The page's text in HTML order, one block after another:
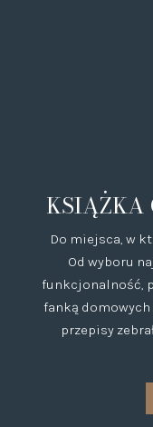
KSIĄŻKA
Do miejsca, w
Od wyboru
funkcjonalność,
fanką
przepisy